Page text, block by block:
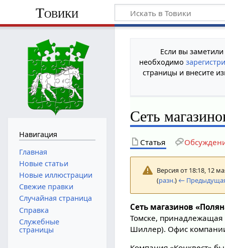
Товики
Если вы
необходимо
страницы и внесите
Сеть
Статья
Версия от 18:18, 12
(разн.) ←
Сеть магазинов
Томске,
Шиллер). Офис
Навигация
Главная
Новые статьи
Новые иллюстрации
Свежие правки
Случайная страница
Справка
Служебные
страницы